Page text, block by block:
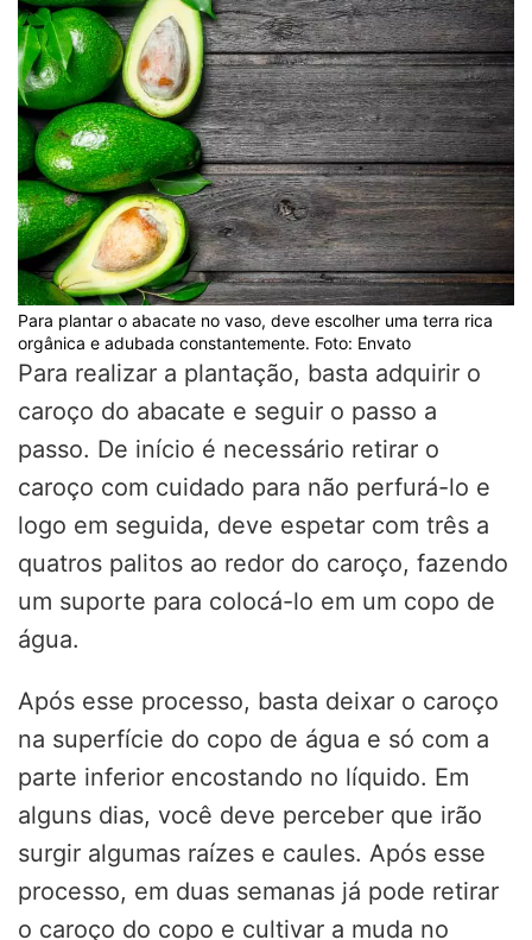
Para plantar o abacate no vaso, deve escolher uma terra rica
orgânica e adubada constantemente. Foto: Envato
Para realizar a plantação, basta adquirir o
caroço do abacate e seguir o passo a
passo. De início é necessário retirar o
caroço com cuidado para não perfurá-lo e
logo em seguida, deve espetar com três a
quatros palitos ao redor do caroço, fazendo
um suporte para colocá-lo em um copo de
água.
Após esse processo, basta deixar o caroço
na superfície do copo de água e só com a
parte inferior encostando no líquido. Em
alguns dias, você deve perceber que irão
surgir algumas raízes e caules. Após esse
processo, em duas semanas já pode retirar
o caroço do copo e cultivar a muda no